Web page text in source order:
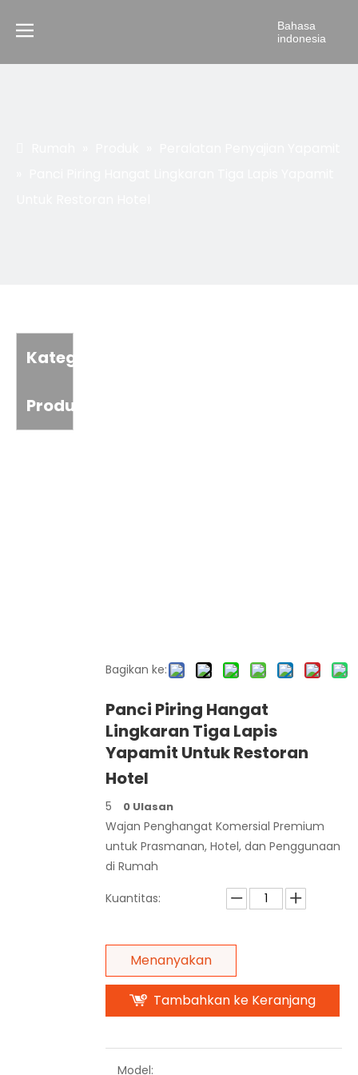
Bahasa
indonesia
Kategori
Produk
Bagikan ke:
Panci Piring Hangat
Lingkaran Tiga Lapis
Yapamit Untuk Restoran
Hotel
5 0 Ulasan
Wajan Penghangat Komersial Premium
untuk Prasmanan, Hotel, dan Penggunaan
di Rumah
Kuantitas:
Menanyakan
Tambahkan ke Keranjang
Model: